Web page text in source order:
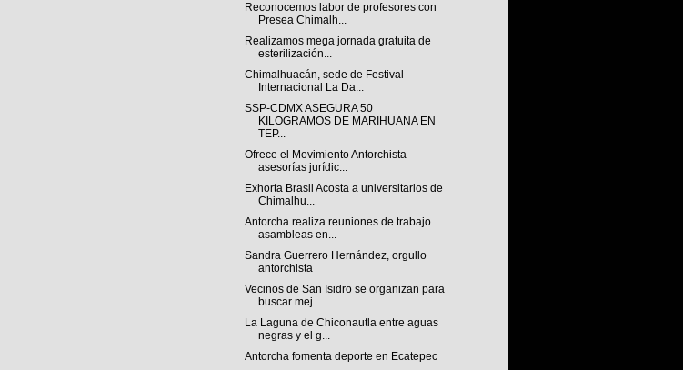
Reconocemos labor de profesores con
Presea Chimalh...
Realizamos mega jornada gratuita de
esterilización...
Chimalhuacán, sede de Festival
Internacional La Da...
SSP-CDMX ASEGURA 50
KILOGRAMOS DE MARIHUANA EN
TEP...
Ofrece el Movimiento Antorchista
asesorías jurídic...
Exhorta Brasil Acosta a universitarios de
Chimalhu...
Antorcha realiza reuniones de trabajo
asambleas en...
Sandra Guerrero Hernández, orgullo
antorchista
Vecinos de San Isidro se organizan para
buscar mej...
La Laguna de Chiconautla entre aguas
negras y el g...
Antorcha fomenta deporte en Ecatepec